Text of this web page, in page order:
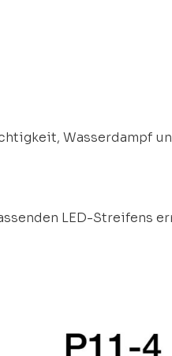
Wasserdampf
LED-Streifens